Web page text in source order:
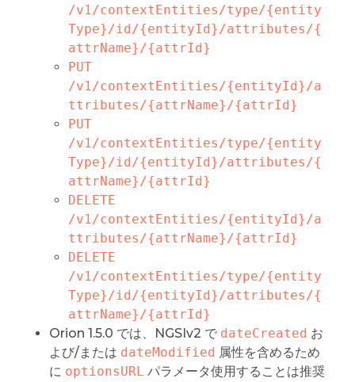
/v1/contextEntities/type/{entity
Type}/id/{entityId}/attributes/{
attrName}/{attrId}
PUT
/v1/contextEntities/{entityId}/a
ttributes/{attrName}/{attrId}
PUT
/v1/contextEntities/type/{entity
Type}/id/{entityId}/attributes/{
attrName}/{attrId}
DELETE
/v1/contextEntities/{entityId}/a
ttributes/{attrName}/{attrId}
DELETE
/v1/contextEntities/type/{entity
Type}/id/{entityId}/attributes/{
attrName}/{attrId}
Orion 1.5.0 では、NGSIv2 で dateCreated お
よび/または dateModified 属性を含めるため
に optionsURL パラメータ使用することは推奨